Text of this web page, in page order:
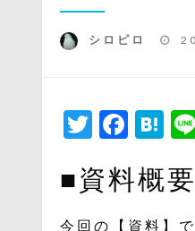
シロピロ
投
■資料概要
今回の【資料】